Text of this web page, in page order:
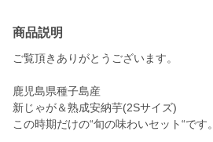
商品説明
ご覧頂きありがとうございます。
鹿児島県種子島産
新じゃが＆熟成安納芋(2Sサイズ)
この時期だけの“旬の味わいセット“です。